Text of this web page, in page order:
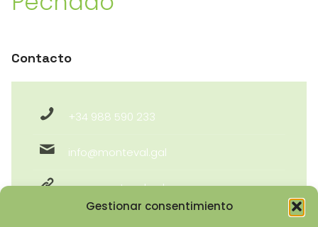
Gestionar consentimiento
Contacto
+34 988 590 233
info@monteval.gal
www.monteval.gal